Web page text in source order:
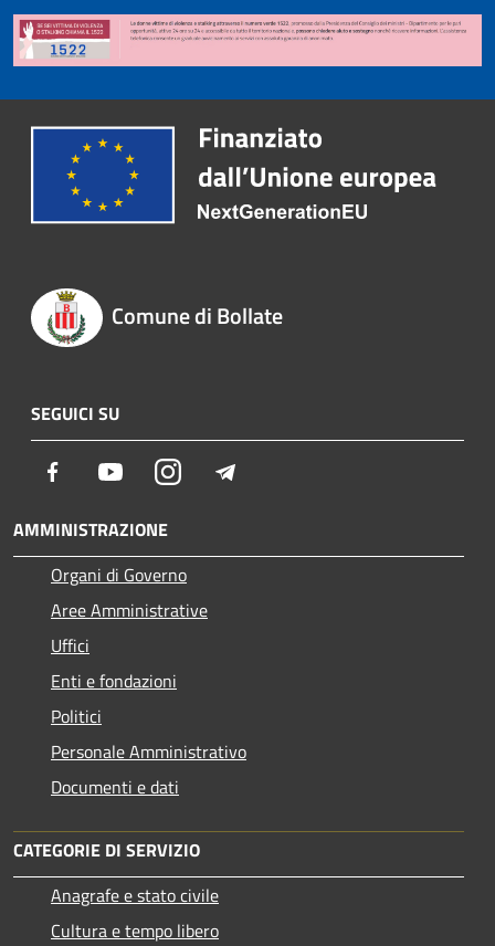
Comune di Bollate
SEGUICI SU
Facebook YoutubeInstagram
AMMINISTRAZIONE
Organi di Governo
Aree Amministrative
Uffici
Enti e fondazioni
Politici
Personale Amministrativo
Documenti e dati
CATEGORIE DI SERVIZIO
Anagrafe e stato civile
Cultura e tempo libero